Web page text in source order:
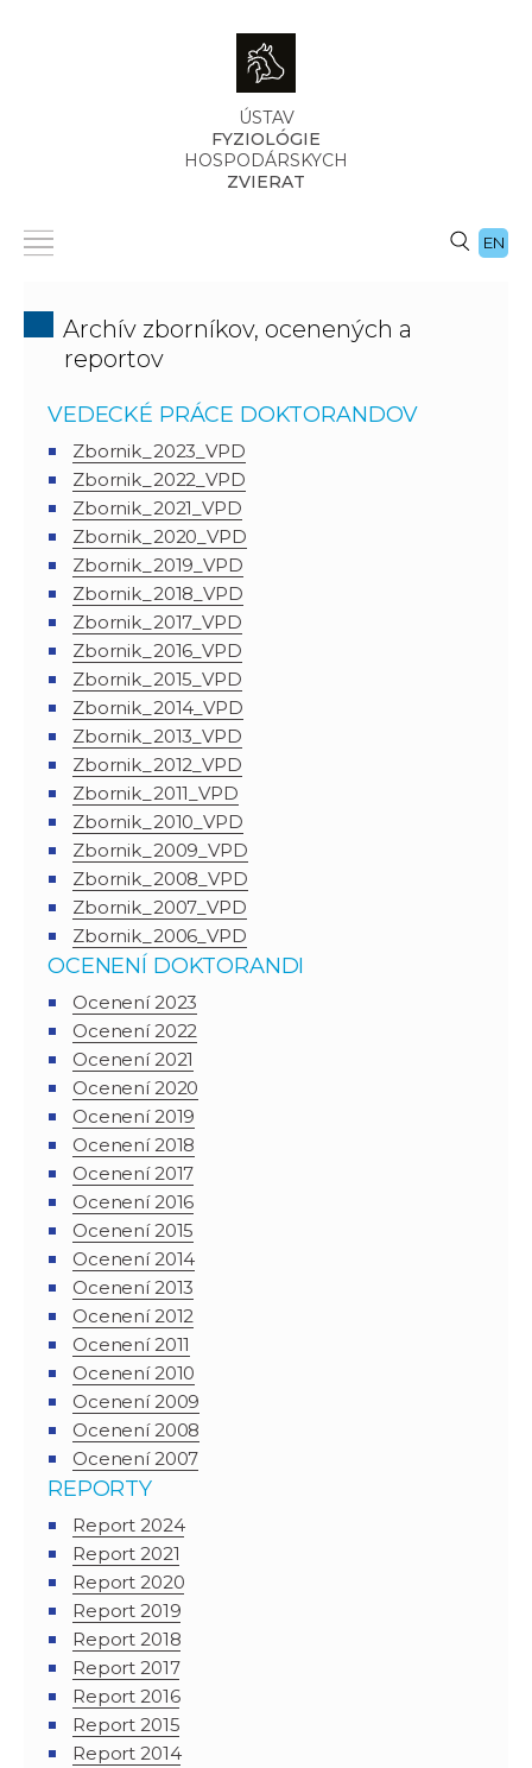
ÚSTAV
FYZIOLÓGIE
HOSPODÁRSKYCH
ZVIERAT
EN
Archív zborníkov, ocenených a
reportov
VEDECKÉ PRÁCE DOKTORANDOV
Zbornik_2023_VPD
Zbornik_2022_VPD
Zbornik_2021_VPD
Zbornik_2020_VPD
Zbornik_2019_VPD
Zbornik_2018_VPD
Zbornik_2017_VPD
Zbornik_2016_VPD
Zbornik_2015_VPD
Zbornik_2014_VPD
Zbornik_2013_VPD
Zbornik_2012_VPD
Zbornik_2011_VPD
Zbornik_2010_VPD
Zbornik_2009_VPD
Zbornik_2008_VPD
Zbornik_2007_VPD
Zbornik_2006_VPD
OCENENÍ DOKTORANDI
Ocenení 2023
Ocenení 2022
Ocenení 2021
Ocenení 2020
Ocenení 2019
Ocenení 2018
Ocenení 2017
Ocenení 2016
Ocenení 2015
Ocenení 2014
Ocenení 2013
Ocenení 2012
Ocenení 2011
Ocenení 2010
Ocenení 2009
Ocenení 2008
Ocenení 2007
REPORTY
Report 2024
Report 2021
Report 2020
Report 2019
Report 2018
Report 2017
Report 2016
Report 2015
Report 2014